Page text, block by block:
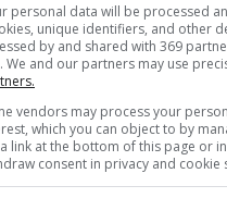
personal data will be processed
unique identifiers, and other
by and shared with 369
We and our partners may use
vendors may process your
which you can object to by
link at the bottom of this page or
consent in privacy and cookie